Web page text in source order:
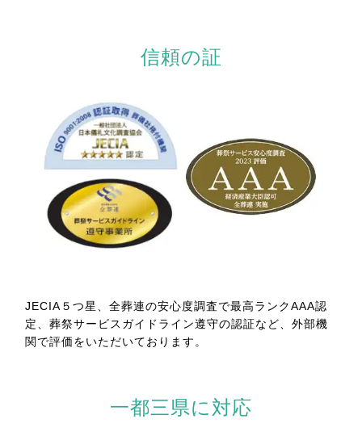
信頼の証
JECIA５つ星、全葬連の安心度調査で最高ランクAAA認
定、葬祭サービスガイドライン遵守の認証など、外部機
関で評価をいただいております。
一都三県に対応